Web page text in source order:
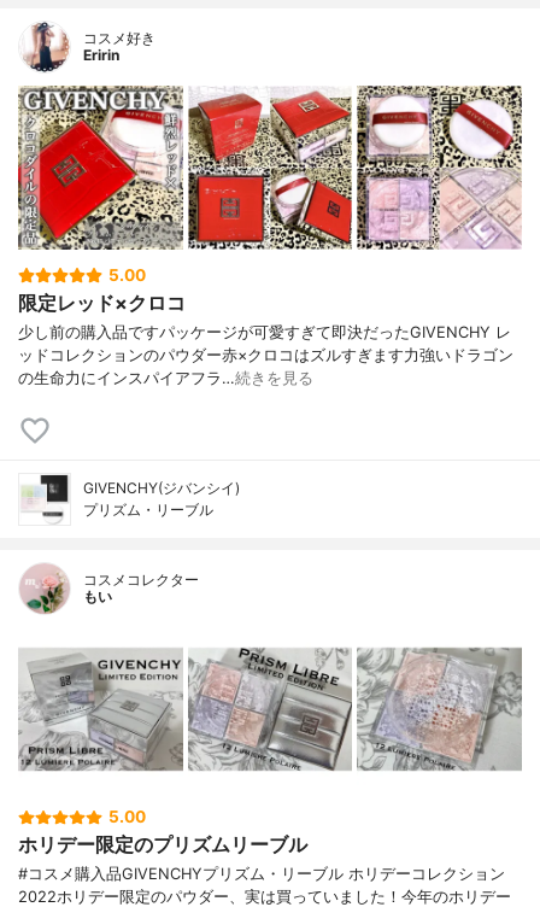
コスメ好き
Eririn
5.00
限定レッド×クロコ
少し前の購入品ですパッケージが可愛すぎて即決だったGIVENCHY レ
ッドコレクションのパウダー赤×クロコはズルすぎます力強いドラゴン
の生命力にインスパイアフラ…続きを見る
GIVENCHY(ジバンシイ)
プリズム・リーブル
コスメコレクター
もい
5.00
ホリデー限定のプリズムリーブル
#コスメ購入品GIVENCHYプリズム・リーブル ホリデーコレクション
2022ホリデー限定のパウダー、実は買っていました！今年のホリデー